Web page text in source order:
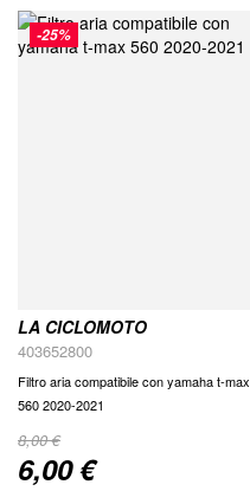
-25%
LA CICLOMOTO
403652800
Filtro aria compatibile con yamaha t-max
560 2020-2021
Special
Price
6,00 €
8,00 €